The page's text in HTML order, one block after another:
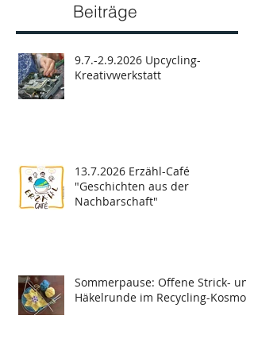
Beiträge
9.7.-2.9.2026 Upcycling-
Kreativwerkstatt
13.7.2026 Erzähl-Café
"Geschichten aus der
Nachbarschaft"
Sommerpause: Offene Strick- und
Häkelrunde im Recycling-Kosmos